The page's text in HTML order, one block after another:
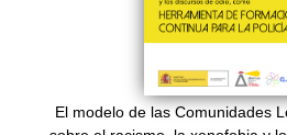
El modelo de las Comunidades